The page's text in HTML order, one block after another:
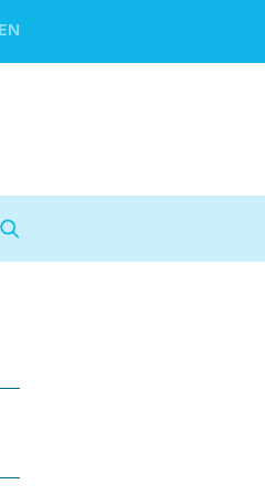
EN